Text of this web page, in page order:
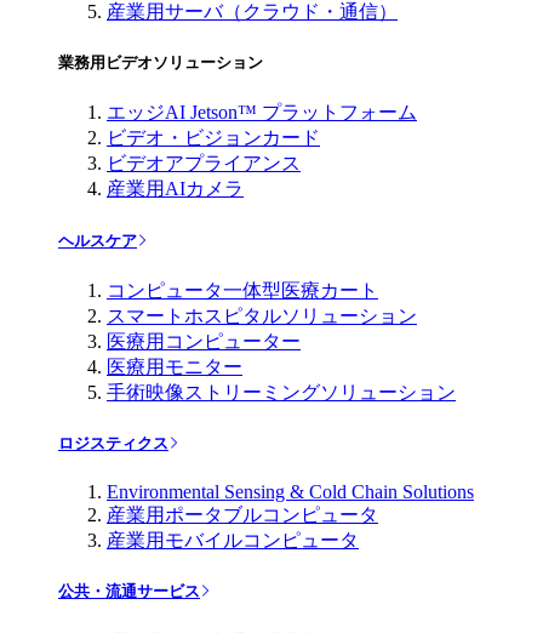
産業用サーバ（クラウド・通信）
業務用ビデオソリューション
エッジAI Jetson™ プラットフォーム
ビデオ・ビジョンカード
ビデオアプライアンス
産業用AIカメラ
ヘルスケア
コンピュータ一体型医療カート
スマートホスピタルソリューション
医療用コンピューター
医療用モニター
手術映像ストリーミングソリューション
ロジスティクス
Environmental Sensing & Cold Chain Solutions
産業用ポータブルコンピュータ
産業用モバイルコンピュータ
公共・流通サービス